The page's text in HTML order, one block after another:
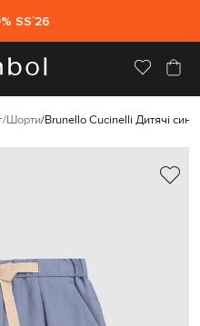
SS`26
Шорти Brunello Cucinelli Дитячі